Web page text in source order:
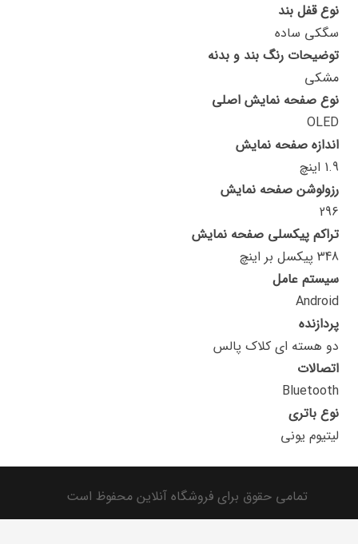
نوع قفل بند
سگکی ساده
توضیحات رنگ بند و بدنه
مشکی
نوع صفحه نمایش اصلی
OLED
اندازه صفحه نمایش
1.9 اینچ
رزولوشن صفحه نمایش
296
تراکم پیکسلی صفحه نمایش
348 پیکسل بر اینچ
سیستم عامل
Android
پردازنده
دو هسته ای کلاک پالس
اتصالات
Bluetooth
نوع باتری
لیتیوم یونی
تمامی حقوق برای فروشگاه آنلاین محفوظ است